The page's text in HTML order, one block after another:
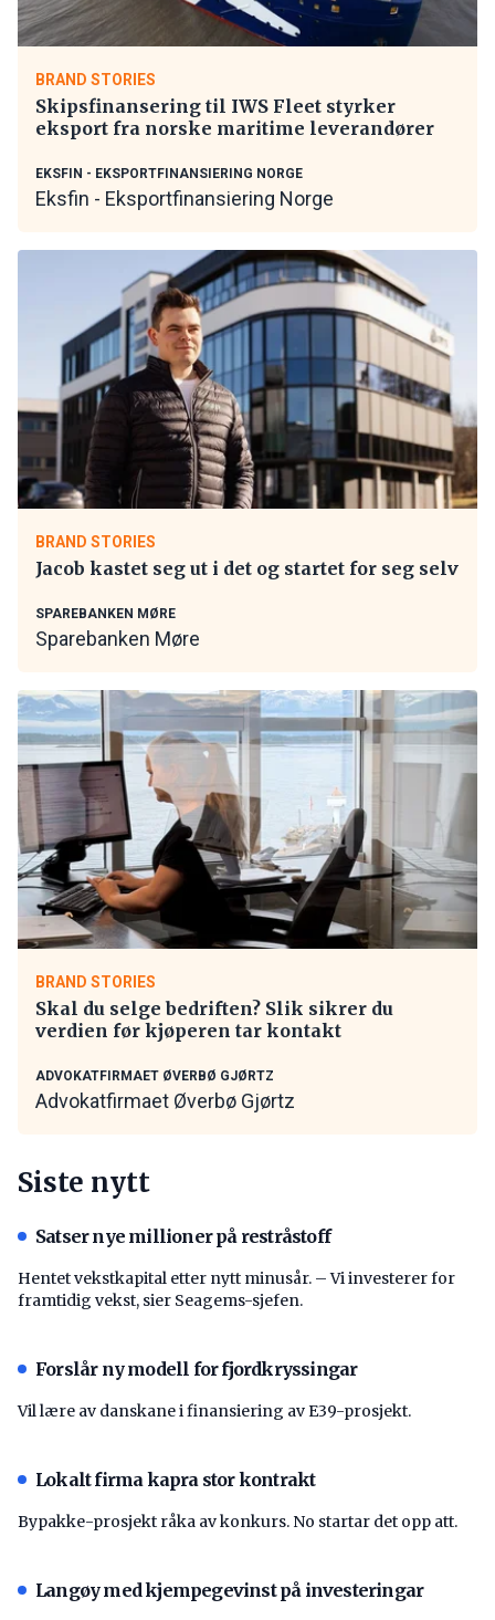
BRAND STORIES
Skipsfinansering til IWS Fleet styrker
eksport fra norske maritime leverandører
EKSFIN - EKSPORTFINANSIERING NORGE
Eksfin - Eksportfinansiering Norge
BRAND STORIES
Jacob kastet seg ut i det og startet for seg selv
SPAREBANKEN MØRE
Sparebanken Møre
BRAND STORIES
Skal du selge bedriften? Slik sikrer du
verdien før kjøperen tar kontakt
ADVOKATFIRMAET ØVERBØ GJØRTZ
Advokatfirmaet Øverbø Gjørtz
Siste nytt
Satser nye millioner på restråstoff
Hentet vekstkapital etter nytt minusår. – Vi investerer for
framtidig vekst, sier Seagems-sjefen.
Forslår ny modell for fjordkryssingar
Vil lære av danskane i finansiering av E39-prosjekt.
Lokalt firma kapra stor kontrakt
Bypakke-prosjekt råka av konkurs. No startar det opp att.
Langøy med kjempegevinst på investeringar